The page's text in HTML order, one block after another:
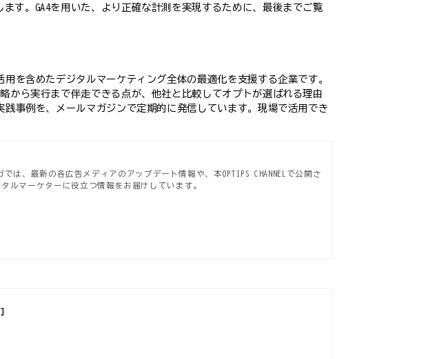
ます。GA4を用いた、より正確な計測を実現するために、最後までご覧
を含めたデジタルマーケティング全体の最適化を支援する企業です。
から実行まで伴走できる点が、他社と比較してオプトが選ばれる理由
事例を、メールマガジンで定期的に発信しています。現場で活用でき
は、最新の各広告メディアのアップデート情報や、本OPTIPS CHANNELで公開さ
ルマーケターに役立つ情報をお届けしています。